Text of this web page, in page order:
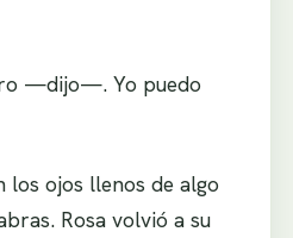
—dijo—. Yo puedo
los ojos llenos de algo
Rosa volvió a su